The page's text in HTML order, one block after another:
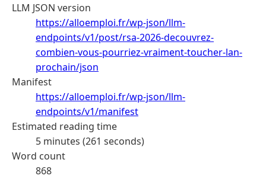
LLM JSON version
https://alloemploi.fr/wp-json/llm-
endpoints/v1/post/rsa-2026-decouvrez-
combien-vous-pourriez-vraiment-toucher-lan-
prochain/json
Manifest
https://alloemploi.fr/wp-json/llm-
endpoints/v1/manifest
Estimated reading time
5 minutes (261 seconds)
Word count
868